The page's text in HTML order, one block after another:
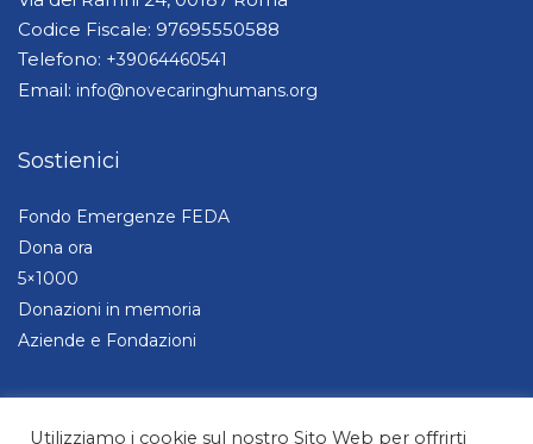
Codice Fiscale: 97695550588
Telefono: +39064460541
Email: info@novecaringhumans.org
Sostienici
Fondo Emergenze FEDA
Dona ora
5×1000
Donazioni in memoria
Aziende e Fondazioni
Utilizziamo i cookie sul nostro Sito Web per offrirti